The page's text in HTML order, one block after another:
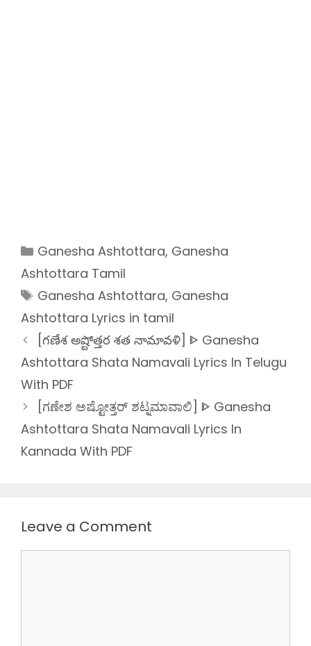
Categories
Ganesha Ashtottara, Ganesha
Ashtottara Tamil
Tags
Ganesha Ashtottara, Ganesha
Ashtottara Lyrics in tamil
[గణేశ అష్టోత్తర శత నామావళి] ᐈ Ganesha
Ashtottara Shata Namavali Lyrics In Telugu
With PDF
[ಗಣೇಶ ಅಷ್ಟೋತ್ತರ್ ಶಟ್ನಮಾವಾಲಿ] ᐈ Ganesha
Ashtottara Shata Namavali Lyrics In
Kannada With PDF
Leave a Comment